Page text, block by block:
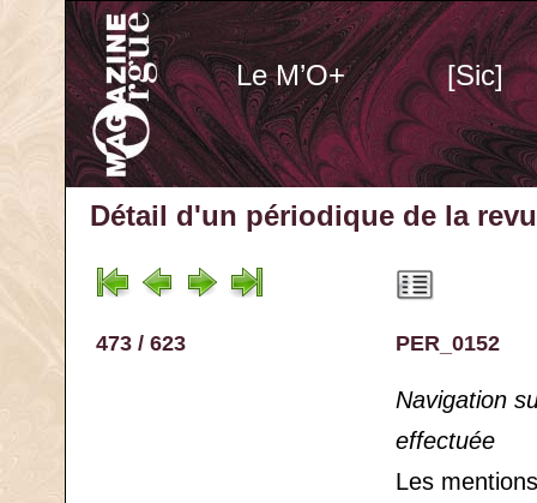
Le M’O+ [Sic]
Détail d'un périodique de la
473 / 623 PER_0152
Navigation
effectuée
Les